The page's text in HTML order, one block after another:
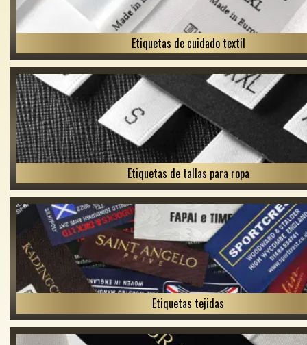
Etiquetas de cuidado textil
Etiquetas de tallas para ropa
Etiquetas tejidas